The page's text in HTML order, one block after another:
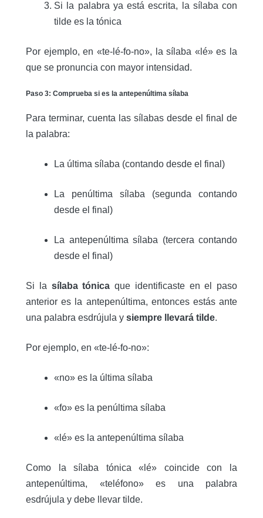
Si la palabra ya está escrita, la sílaba con
tilde es la tónica
Por ejemplo, en «te-lé-fo-no», la sílaba «lé» es la
que se pronuncia con mayor intensidad.
Paso 3: Comprueba si es la antepenúltima sílaba
Para terminar, cuenta las sílabas desde el final de
la palabra:
La última sílaba (contando desde el final)
La penúltima sílaba (segunda contando
desde el final)
La antepenúltima sílaba (tercera contando
desde el final)
Si la sílaba tónica que identificaste en el paso
anterior es la antepenúltima, entonces estás ante
una palabra esdrújula y siempre llevará tilde.
Por ejemplo, en «te-lé-fo-no»:
«no» es la última sílaba
«fo» es la penúltima sílaba
«lé» es la antepenúltima sílaba
Como la sílaba tónica «lé» coincide con la
antepenúltima, «teléfono» es una palabra
esdrújula y debe llevar tilde.